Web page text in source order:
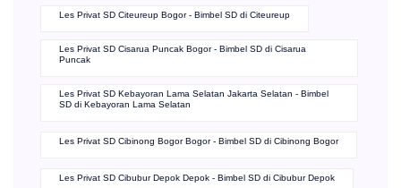
Les Privat SD Citeureup Bogor - Bimbel SD di Citeureup
Les Privat SD Cisarua Puncak Bogor - Bimbel SD di Cisarua
Puncak
Les Privat SD Kebayoran Lama Selatan Jakarta Selatan - Bimbel
SD di Kebayoran Lama Selatan
Les Privat SD Cibinong Bogor Bogor - Bimbel SD di Cibinong Bogor
Les Privat SD Cibubur Depok Depok - Bimbel SD di Cibubur Depok